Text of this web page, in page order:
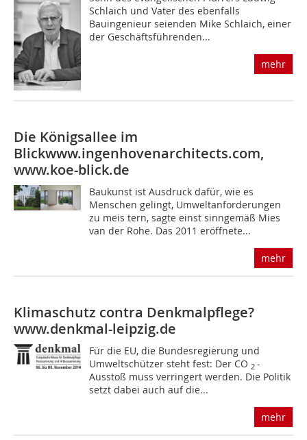
Schlaich und Vater des ebenfalls
Bauingenieur seienden Mike Schlaich, einer
der Geschäftsführenden...
mehr
Die Königsallee im
Blickwww.ingenhovenarchitects.com,
www.koe-blick.de
Baukunst ist Ausdruck dafür, wie es
Menschen gelingt, Umweltanforderungen
zu meis tern, sagte einst sinngemäß Mies
van der Rohe. Das 2011 eröffnete...
mehr
Klimaschutz contra Denkmalpflege?
www.denkmal-leipzig.de
Für die EU, die Bundesregierung und
Umweltschützer steht fest: Der CO 2-
Ausstoß muss verringert werden. Die Politik
setzt dabei auch auf die...
mehr